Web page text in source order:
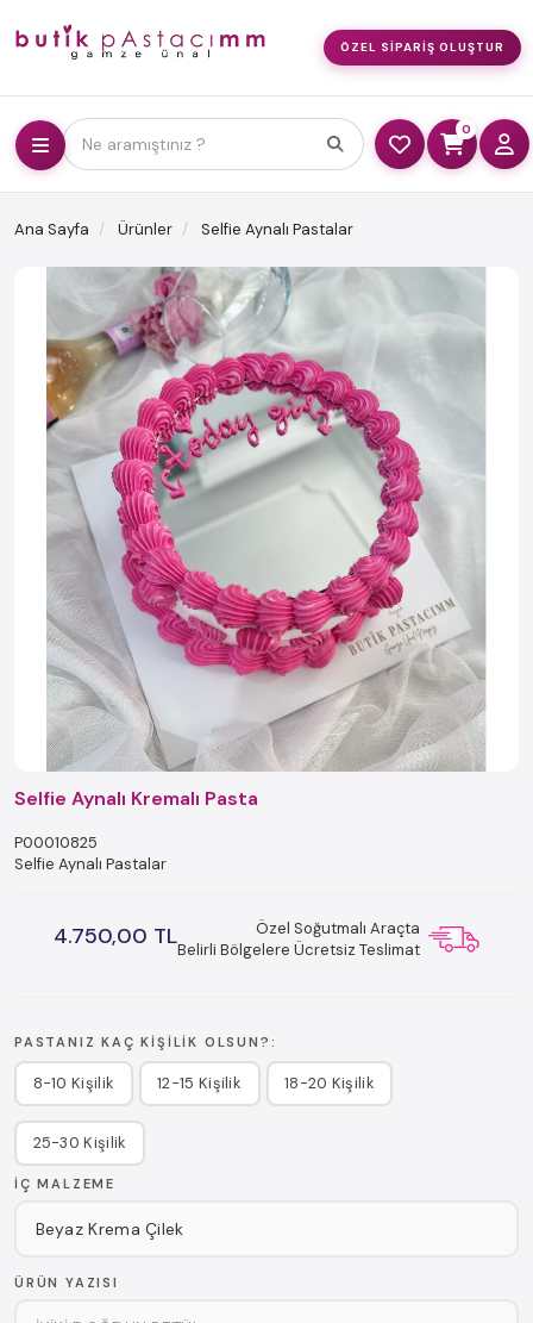
ÖZEL SIPARIŞ OLUŞTUR
Ne aramıştınız ?
0
Ana Sayfa Ürünler Selfie Aynalı Pastalar
Selfie Aynalı Kremalı Pasta
P00010825
Selfie Aynalı Pastalar
4.750,00 TL
Özel Soğutmalı Araçta
Belirli Bölgelere Ücretsiz Teslimat
PASTANIZ KAÇ KIŞILIK OLSUN?:
8-10 Kişilik 12-15 Kişilik 18-20 Kişilik
25-30 Kişilik
İÇ MALZEME
ÜRÜN YAZISI